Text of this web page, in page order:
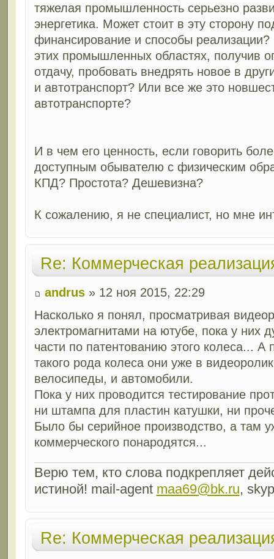
тяжелая промышленность серьезно
энергетика. Может стоит в эту сторону
финансирование и способы
этих промышленных областях, получив
отдачу, пробовать внедрять новое в
и автотранспорт? Или все же это
автотранспорте?
И в чем его ценность, если говорить
доступным обывателю с физическим
КПД? Простота? Дешевизна?
К сожалению, я не специалист, но мне
Re: Коммерческая
andrus» 12 ноя 2015, 22:29
Насколько я понял, просматривая
электромагнитами на ютубе, пока у них
части по патентованию этого колеса...
такого рода колеса они уже в
велосипеды, и автомобили.
Пока у них проводится тестирование
ни штампа для пластин катушки, ни
Было бы серийное производство, а там
коммерческого понародятся...
Верю тем, кто слова подкрепляет
истиной! mail-agent maa69@bk.ru,
Re: Коммерческая